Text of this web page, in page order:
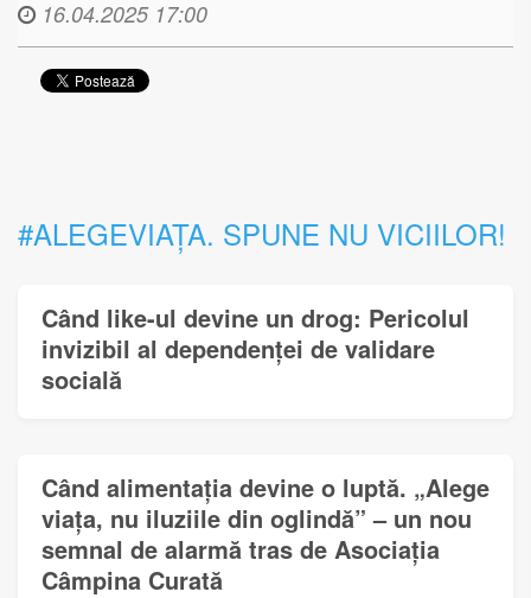
16.04.2025 17:00
#ALEGEVIAȚA. SPUNE NU VICIILOR!
Când like-ul devine un drog: Pericolul
invizibil al dependenței de validare
socială
Când alimentația devine o luptă. „Alege
viața, nu iluziile din oglindă” – un nou
semnal de alarmă tras de Asociația
Câmpina Curată